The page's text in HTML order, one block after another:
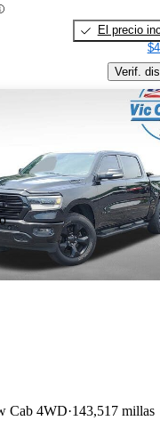
El precio
Verif.
Cab 4WD 143,517 millas